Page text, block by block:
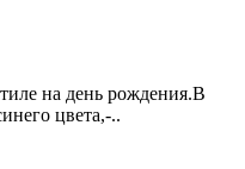
на день рождения.В
цвета,-..